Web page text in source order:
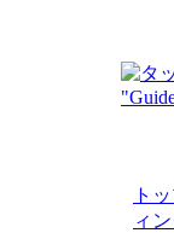
ト
ィ